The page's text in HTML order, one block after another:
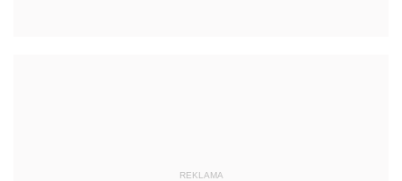
REKLAMA